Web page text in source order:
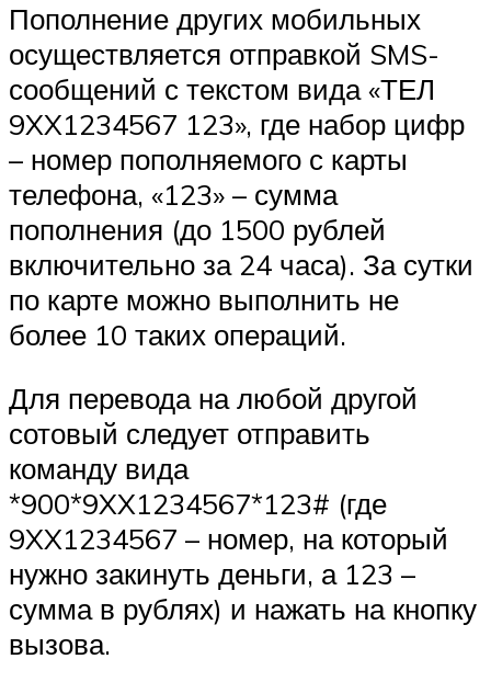
Пополнение других мобильных
осуществляется отправкой SMS-
сообщений с текстом вида «ТЕЛ
9XX1234567 123», где набор цифр
– номер пополняемого с карты
телефона, «123» – сумма
пополнения (до 1500 рублей
включительно за 24 часа). За сутки
по карте можно выполнить не
более 10 таких операций.
Для перевода на любой другой
сотовый следует отправить
команду вида
*900*9XX1234567*123# (где
9XX1234567 – номер, на который
нужно закинуть деньги, а 123 –
сумма в рублях) и нажать на кнопку
вызова.